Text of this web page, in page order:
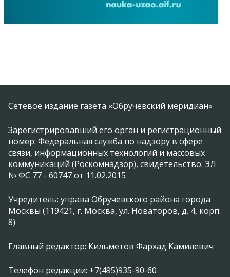
Сетевое издание газета «Обручевский меридиан»
Зарегистрировавший его орган и регистрационный
номер: Федеральная служба по надзору в сфере
связи, информационных технологий и массовых
коммуникаций (Роскомнадзор), свидетельство: ЭЛ
№ ФС 77 - 60747 от 11.02.2015
Учредитель: управа Обручевского района города
Москвы (119421, г. Москва, ул. Новаторов, д. 4, корп.
8)
Главный редактор: Кильметов Фархад Камилевич
Телефон редакции: +7(495)935-90-60